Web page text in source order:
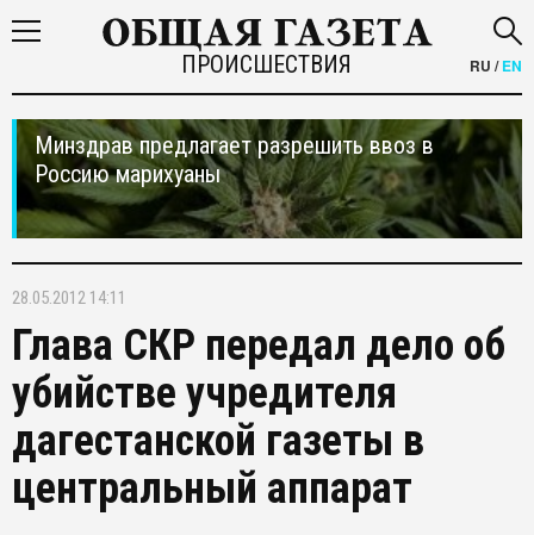
ПРОИСШЕСТВИЯ RU /EN
Минздрав предлагает разрешить ввоз в
Россию марихуаны
28.05.2012 14:11
Глава СКР передал дело об
убийстве учредителя
дагестанской газеты в
центральный аппарат